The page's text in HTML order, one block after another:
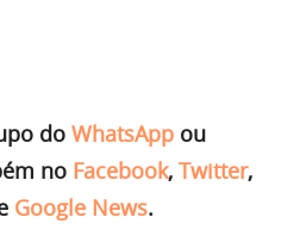
do WhatsApp ou
no Facebook, Twitter,
Google News.